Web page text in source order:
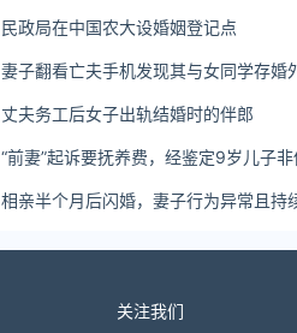
民政局在中国农大设婚姻登记点
妻子翻看亡夫手机发现其与女同学存婚
丈夫务工后女子出轨结婚时的伴郎
“前妻”起诉要抚养费，经鉴定9岁儿子
相亲半个月后闪婚，妻子行为异常且持
病，撤销两人婚姻关系
关注我们